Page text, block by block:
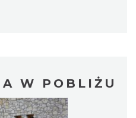
W POBLIŻU